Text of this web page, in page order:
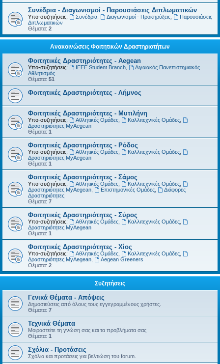
Συνέδρια - Διαγωνισμοί - Παρουσιάσεις Διπλωματικών
Υπο-συζητήσεις: Συνέδρια, Διαγωνισμοί - Προκηρύξεις,
Παρουσιάσεις
Διπλωματικών
Θέματα: 2
Ανακοινώσεις Φοιτητικών Δραστηριοτήτων
Φοιτητικές Δραστηριότητες - Aegean
Υπο-συζητήσεις: IEEE Student Branch,
Αιγαιακός Πανεπιστημιακός
Αθλητισμός
Θέματα: 51
Φοιτητικές Δραστηριότητες - Λήμνος
Φοιτητικές Δραστηριότητες - Μυτιλήνη
Υπο-συζητήσεις: Αθλητικές Ομάδες, Καλλιτεχνικές Ομάδες,
Δραστηριότητες MyAegean
Θέματα: 1
Φοιτητικές Δραστηριότητες - Ρόδος
Υπο-συζητήσεις: Αθλητικές Ομάδες, Καλλιτεχνικές Ομάδες,
Δραστηριότητες MyAegean
Θέματα: 1
Φοιτητικές Δραστηριότητες - Σάμος
Υπο-συζητήσεις: Αθλητικές Ομάδες, Καλλιτεχνικές Ομάδες,
Δραστηριότητες MyAegean
Επιστημονικές Ομάδες,
Διάφορες
Δραστηριότητες
Θέματα: 7
Φοιτητικές Δραστηριότητες - Σύρος
Υπο-συζητήσεις: Αθλητικές Ομάδες, Καλλιτεχνικές Ομάδες,
Δραστηριότητες MyAegean
Θέματα: 1
Φοιτητικές Δραστηριότητες - Χίος
Υπο-συζητήσεις: Αθλητικές Ομάδες, Καλλιτεχνικές Ομάδες,
Δραστηριότητες MyAegean
Aegean Greeners
Θέματα: 2
Συζητήσεις
Γενικά Θέματα - Απόψεις
Δημοσιεύσεις από όλους τους εγγεγραμμένους χρήστες.
Θέματα: 7
Τεχνικά Θέματα
Μοιραστείτε τη γνώση σας και τα προβλήματα σας
Θέματα: 1
Σχόλια - Προτάσεις
Σχόλια και προτάσεις για βελτιώση του forum.